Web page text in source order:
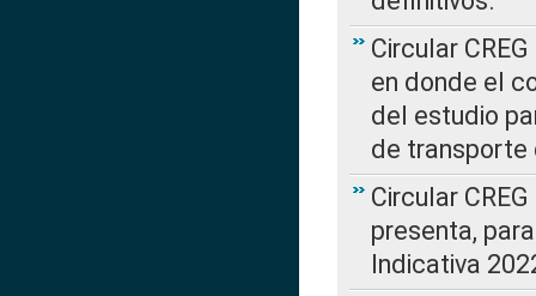
Circular
en donde el
del estudio
de transporte
Circular
presenta,
Indicativa